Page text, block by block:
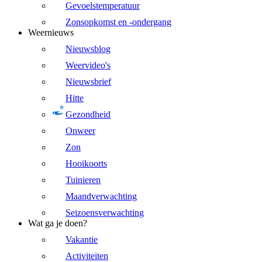
Gevoelstemperatuur
Zonsopkomst en -ondergang
Weernieuws
Nieuwsblog
Weervideo's
Nieuwsbrief
Hitte
Gezondheid
Onweer
Zon
Hooikoorts
Tuinieren
Maandverwachting
Seizoensverwachting
Wat ga je doen?
Vakantie
Activiteiten